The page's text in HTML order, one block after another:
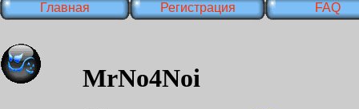
Главная Регистрация FAQ
MrNo4Noi